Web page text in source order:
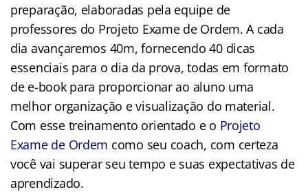
preparação, elaboradas pela equipe de
professores do Projeto Exame de Ordem. A cada
dia avançaremos 40m, fornecendo 40 dicas
essenciais para o dia da prova, todas em formato
de e-book para proporcionar ao aluno uma
melhor organização e visualização do material.
Com esse treinamento orientado e o Projeto
Exame de Ordem como seu coach, com certeza
você vai superar seu tempo e suas expectativas de
aprendizado.